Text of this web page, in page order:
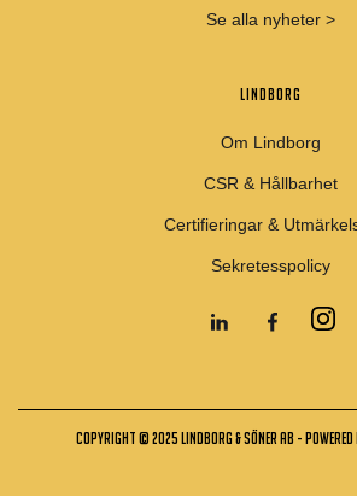
Se alla nyheter >
LINDBORG
Om Lindborg
CSR & Hållbarhet
Certifieringar &
Sekretesspolicy
Copyright © 2025 Lindborg & söner ab - powered